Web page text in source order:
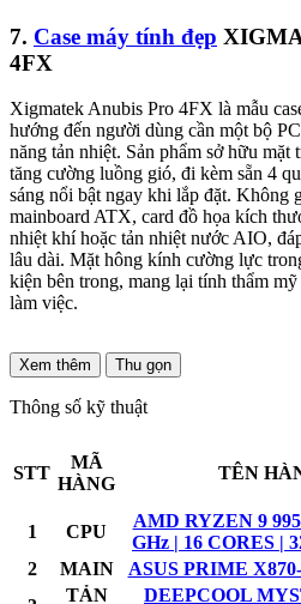
7. Case máy tính đẹp
4FX
Xigmatek Anubis Pro 4FX là mẫu
hướng đến người dùng cần một bộ
năng tản nhiệt. Sản phẩm sở hữu
tăng cường luồng gió, đi kèm sẵn 4
sáng nổi bật ngay khi lắp đặt. Không
mainboard ATX, card đồ họa kích
nhiệt khí hoặc tản nhiệt nước AIO,
lâu dài. Mặt hông kính cường lực
kiện bên trong, mang lại tính thẩm
làm việc.
Xem thêm Thu gọn
Thông số kỹ thuật
STT
MÃ
HÀNG
TÊN
1
CPU
AMD RYZEN 9
GHz | 16 CORES |
2
MAIN ASUS PRIME
TẢN
DEEPCOOL